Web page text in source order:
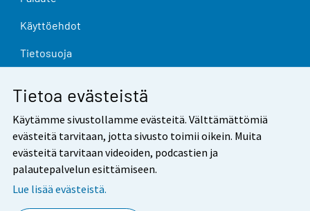
Tietoa evästeistä
Käytämme sivustollamme evästeitä. Välttämättömiä
evästeitä tarvitaan, jotta sivusto toimii oikein. Muita
evästeitä tarvitaan videoiden, podcastien ja
palautepalvelun esittämiseen.
Lue lisää evästeistä.
Käyttöehdot
Tietosuoja
Evästeasetukset